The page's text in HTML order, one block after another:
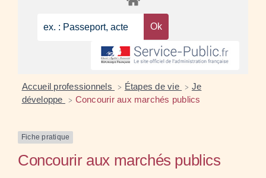
Accueil professionnels > Étapes de vie > Je
développe
> Concourir aux marchés publics
Fiche pratique
Concourir aux marchés publics